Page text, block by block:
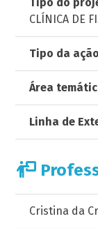
CLÍNICA DE
Tipo da
Área
Linha de
Cristina da